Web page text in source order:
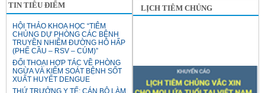
TIN TIÊU ĐIỂM
HỘI THẢO KHOA HỌC “TIÊM
CHỦNG DỰ PHÒNG CÁC BỆNH
TRUYỀN NHIỄM ĐƯỜNG HÔ HẤP
(PHẾ CẦU – RSV – CÚM)”
ĐỐI THOẠI HỢP TÁC VỀ PHÒNG
NGỪA VÀ KIỂM SOÁT BỆNH SỐT
XUẤT HUYẾT DENGUE
LỊCH TIÊM CHỦNG